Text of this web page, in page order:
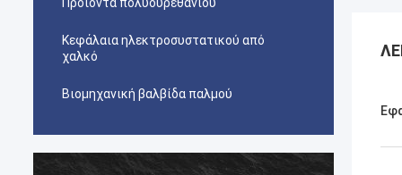
Κεφάλαια ηλεκτροσυστατικού από
χαλκό
Βιομηχανική βαλβίδα παλμού